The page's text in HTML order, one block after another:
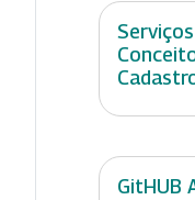
GitHUB